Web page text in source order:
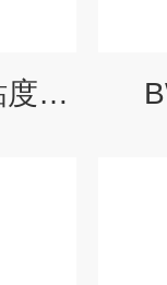
BG-8005全自动门尼粘度试验机